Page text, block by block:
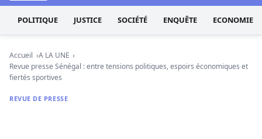
POLITIQUE JUSTICE SOCIÉTÉ ENQUÊTE ECONOMIE
Accueil
A LA UNE
Revue presse Sénégal : entre tensions politiques, espoirs économiques et
fiertés sportives
REVUE DE PRESSE